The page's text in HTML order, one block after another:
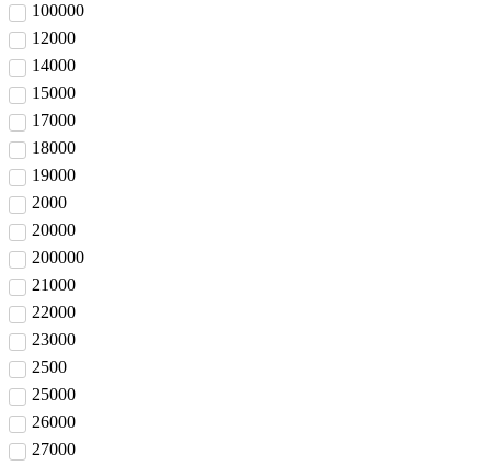
100000
12000
14000
15000
17000
18000
19000
2000
20000
200000
21000
22000
23000
2500
25000
26000
27000